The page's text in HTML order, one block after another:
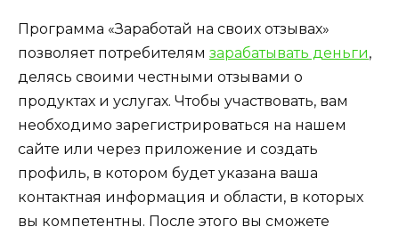
Программа «Заработай на своих отзывах»
позволяет потребителям зарабатывать деньги,
делясь своими честными отзывами о
продуктах и услугах. Чтобы участвовать, вам
необходимо зарегистрироваться на нашем
сайте или через приложение и создать
профиль, в котором будет указана ваша
контактная информация и области, в которых
вы компетентны. После этого вы сможете